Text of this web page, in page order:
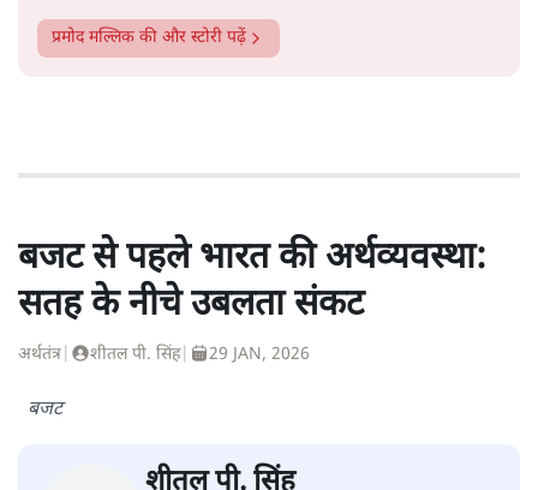
प्रमोद मल्लिक की और स्टोरी पढ़ें
बजट से पहले भारत की अर्थव्यवस्था:
सतह के नीचे उबलता संकट
अर्थतंत्र शीतल पी. सिंह| 29 JAN, 2026